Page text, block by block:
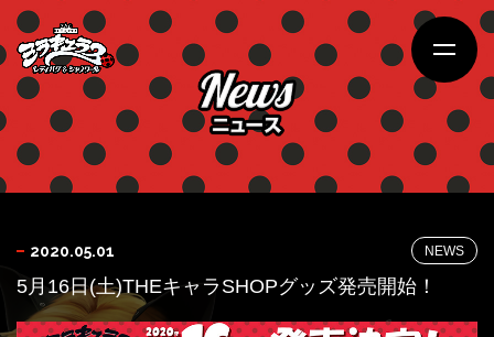
2020.05.01 NEWS
5月16日(土)THEキャラSHOPグッズ発売開始！